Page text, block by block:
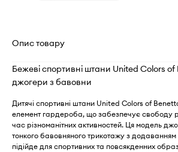
Опис товару
Бежеві спортивні штани United Colors of
джогери з бавовни
Дитячі спортивні штани United Colors of
елемент гардероба, що забезпечує свободу
час різноманітних активностей. Ця модель
тонкого бавовняного трикотажу з додаванням
підійде для спортивних та повсякденних